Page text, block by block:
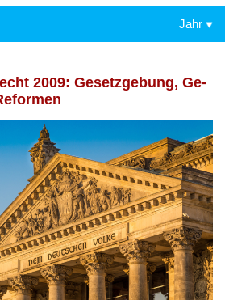
Jahr
2009: Ge­setz­ge­bung, Ge­